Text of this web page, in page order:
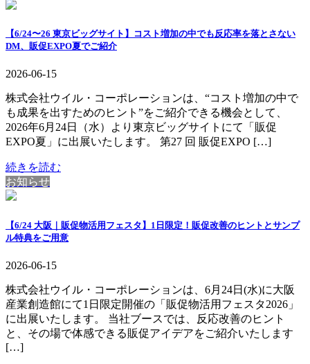
【6/24〜26 東京ビッグサイト】コスト増加の中でも反応率を落とさない
DM、販促EXPO夏でご紹介
2026-06-15
株式会社ウイル・コーポレーションは、“コスト増加の中で
も成果を出すためのヒント”をご紹介できる機会として、
2026年6月24日（水）より東京ビッグサイトにて「販促
EXPO夏」に出展いたします。 第27 回 販促EXPO […]
続きを読む
お知らせ
【6/24 大阪｜販促物活用フェスタ】1日限定！販促改善のヒントとサンプ
ル特典をご用意
2026-06-15
株式会社ウイル・コーポレーションは、6月24日(水)に大阪
産業創造館にて1日限定開催の「販促物活用フェスタ2026」
に出展いたします。 当社ブースでは、反応改善のヒント
と、その場で体感できる販促アイデアをご紹介いたします
[…]